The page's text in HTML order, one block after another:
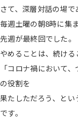
さて、深層対話の場で
毎週土曜の朝8時に集
先週が最終回でした。
やめることは、続ける
「コロナ禍において
の役割を
果たしただろう、と
です。